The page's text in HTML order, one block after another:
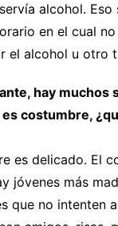
alcohol.
en el cual
el alcohol u otro
hay
costumbre,
es delicado. El
jóvenes más
que no intenten